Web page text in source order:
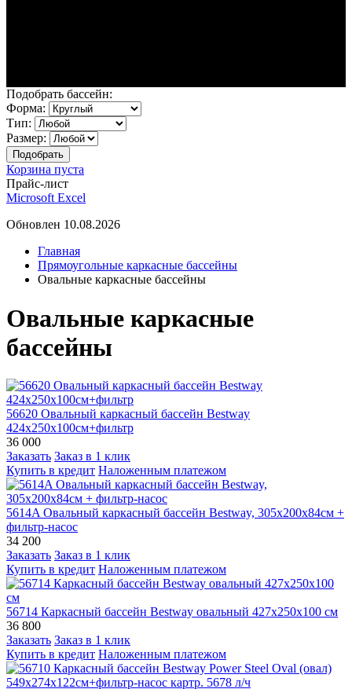
Подобрать бассейн:
Форма:
Тип:
Размер:
Корзина пуста
Прайс-лист
Microsoft Excel
Обновлен 10.08.2026
Главная
Прямоугольные каркасные бассейны
Овальные каркасные бассейны
Овальные каркасные
бассейны
56620 Овальный каркасный бассейн Bestway
424х250х100см+фильтр
36 000
Заказать Заказ в 1 клик
Купить в кредит Наложенным платежом
5614A Овальный каркасный бассейн Bestway, 305х200х84см +
фильтр-насос
34 200
Заказать Заказ в 1 клик
Купить в кредит Наложенным платежом
56714 Каркасный бассейн Bestway овальный 427х250х100 см
36 800
Заказать Заказ в 1 клик
Купить в кредит Наложенным платежом